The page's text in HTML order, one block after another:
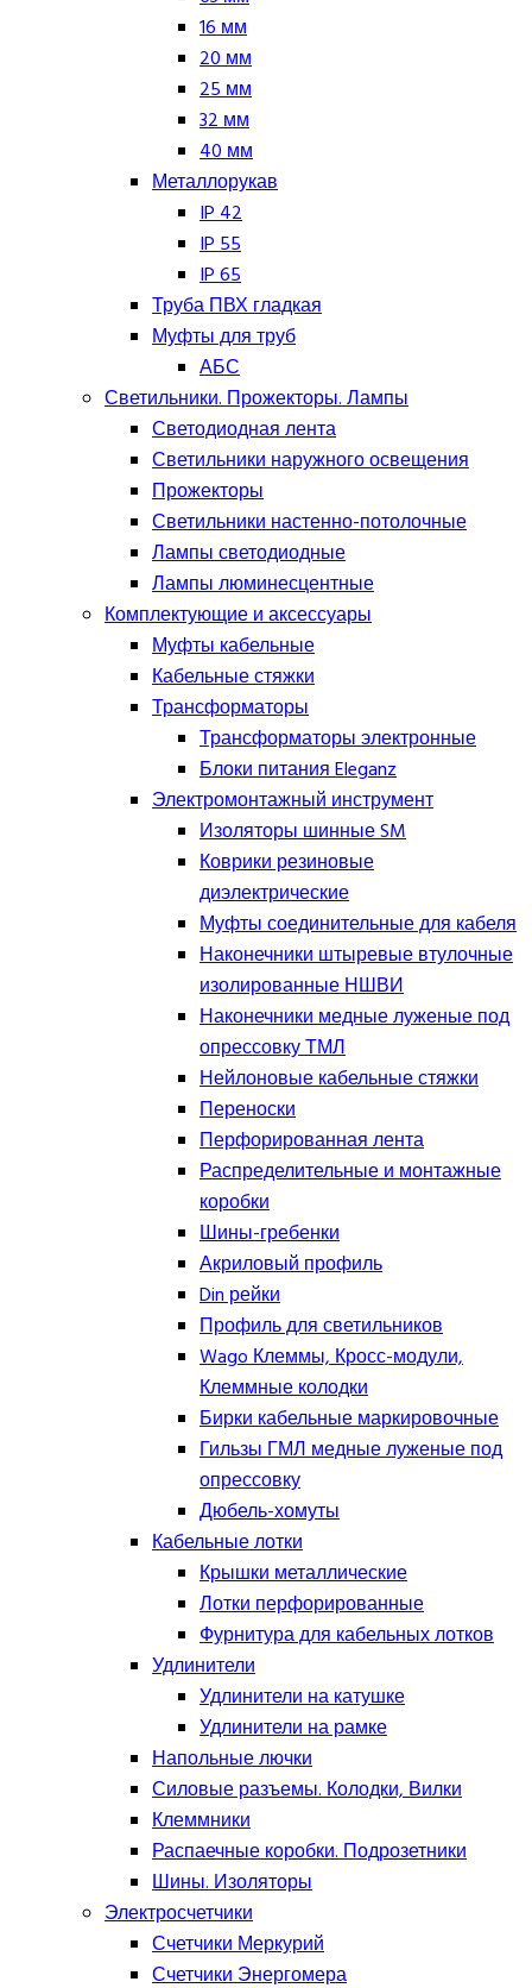
16 мм
20 мм
25 мм
32 мм
40 мм
Металлорукав
IP 42
IP 55
IP 65
Труба ПВХ гладкая
Муфты для труб
АБС
Светильники. Прожекторы. Лампы
Светодиодная лента
Светильники наружного освещения
Прожекторы
Светильники настенно-потолочные
Лампы светодиодные
Лампы люминесцентные
Комплектующие и аксессуары
Муфты кабельные
Кабельные стяжки
Трансформаторы
Трансформаторы электронные
Блоки питания Eleganz
Электромонтажный инструмент
Изоляторы шинные SM
Коврики резиновые
диэлектрические
Муфты соединительные для кабеля
Наконечники штыревые втулочные
изолированные НШВИ
Наконечники медные луженые под
опрессовку ТМЛ
Нейлоновые кабельные стяжки
Переноски
Перфорированная лента
Распределительные и монтажные
коробки
Шины-гребенки
Акриловый профиль
Din рейки
Профиль для светильников
Wago Клеммы, Кросс-модули,
Клеммные колодки
Бирки кабельные маркировочные
Гильзы ГМЛ медные луженые под
опрессовку
Дюбель-хомуты
Кабельные лотки
Крышки металлические
Лотки перфорированные
Фурнитура для кабельных лотков
Удлинители
Удлинители на катушке
Удлинители на рамке
Напольные лючки
Силовые разъемы. Колодки, Вилки
Клеммники
Распаечные коробки. Подрозетники
Шины. Изоляторы
Электросчетчики
Счетчики Меркурий
Счетчики Энергомера